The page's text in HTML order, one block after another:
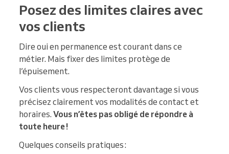
Posez des limites claires avec
vos clients
Dire oui en permanence est courant dans ce
métier. Mais fixer des limites protège de
l’épuisement.
Vos clients vous respecteront davantage si vous
précisez clairement vos modalités de contact et
horaires. Vous n’êtes pas obligé de répondre à
toute heure !
Quelques conseils pratiques :